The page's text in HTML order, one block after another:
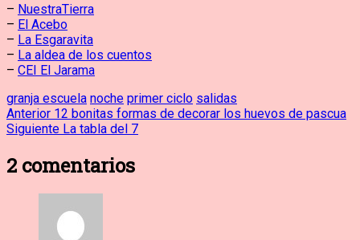
– NuestraTierra
– El Acebo
– La Esgaravita
– La aldea de los cuentos
– CEI El Jarama
granja escuela noche primer ciclo salidas
Navegación
de
entradas
Anterior Entrada
anterior:
12 bonitas formas de decorar los huevos de pascua
Siguiente Entrada
La tabla del 7
2 comentarios